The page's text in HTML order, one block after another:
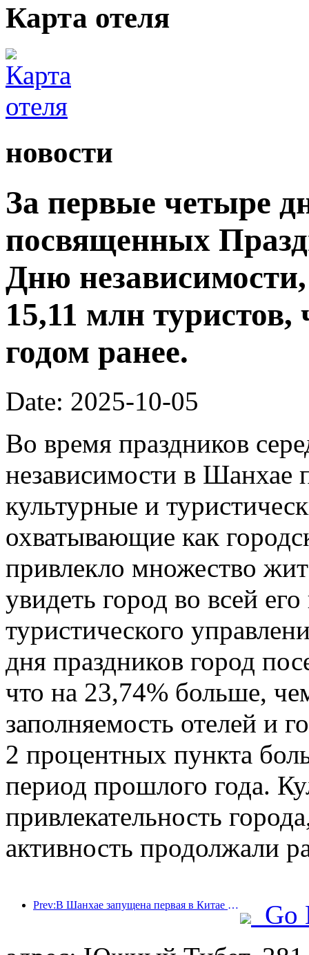
Карта отеля
новости
За первые четыре
посвященных
Дню
15,11 млн
годом ранее.
Date: 2025-10-05
Во время праздников
независимости в Шанхае
культурные и
охватывающие как
привлекло множество
увидеть город во всей
туристического
дня праздников город
что на 23,74% больше,
заполняемость отелей и
2 процентных пункта
период прошлого года.
привлекательность
активность продолжали
Prev:В Шанхае запущена первая в Китае система самостоятельного потребления культурных и туристических услуг для иностранных туристов
Go